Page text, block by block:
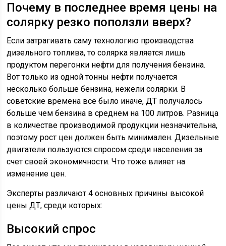
Почему в последнее время цены на
солярку резко поползли вверх?
Если затрагивать саму технологию производства
дизельного топлива, то солярка является лишь
продуктом перегонки нефти для получения бензина.
Вот только из одной тонны нефти получается
несколько больше бензина, нежели солярки. В
советские времена всё было иначе, ДТ получалось
больше чем бензина в среднем на 100 литров. Разница
в количестве производимой продукции незначительна,
поэтому рост цен должен быть минимален. Дизельные
двигатели пользуются спросом среди населения за
счет своей экономичности. Что тоже влияет на
изменение цен.
Эксперты различают 4 основных причины высокой
цены ДТ, среди которых:
Высокий спрос